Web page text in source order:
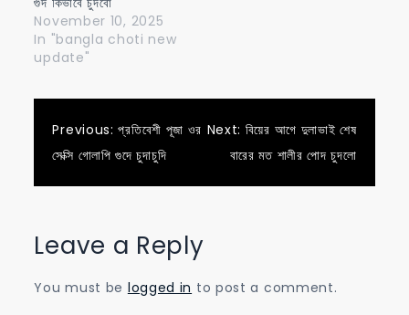
November 10, 2025
In "bangla choti new
update"
Post
navigation
Previous: প্রতিবেশী পূজা ওর
সেক্সি গোলাপি গুদে চুদাচুদি
Next: বিয়ের আগে দুলাভাই শেষ
বারের মত শালীর পোদ চুদলো
Leave a Reply
You must be logged in to post a comment.